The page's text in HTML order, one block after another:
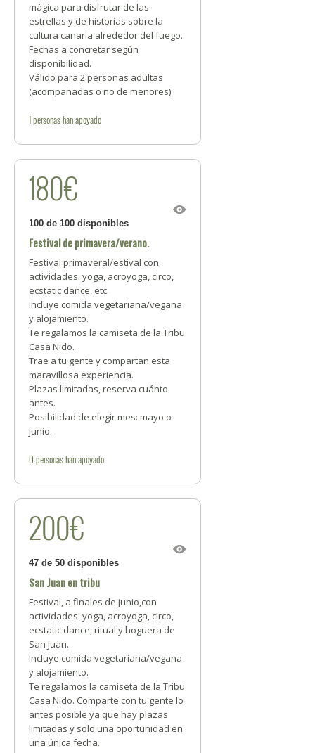
mágica para disfrutar de las
estrellas y de historias sobre la
cultura canaria alrededor del fuego.
Fechas a concretar según
disponibilidad.
Válido para 2 personas adultas
(acompañadas o no de menores).
1personashan apoyado
180€
100 de 100 disponibles
Festival de primavera/verano.
Festival primaveral/estival con
actividades: yoga, acroyoga, circo,
ecstatic dance, etc.
Incluye comida vegetariana/vegana
y alojamiento.
Te regalamos la camiseta de la Tribu
Casa Nido.
Trae a tu gente y compartan esta
maravillosa experiencia.
Plazas limitadas, reserva cuánto
antes.
Posibilidad de elegir mes: mayo o
junio.
0 personashan apoyado
200€
47 de 50 disponibles
San Juan en tribu
Festival, a finales de junio,con
actividades: yoga, acroyoga, circo,
ecstatic dance, ritual y hoguera de
San Juan.
Incluye comida vegetariana/vegana
y alojamiento.
Te regalamos la camiseta de la Tribu
Casa Nido. Comparte con tu gente lo
antes posible ya que hay plazas
limitadas y solo una oportunidad en
una única fecha.